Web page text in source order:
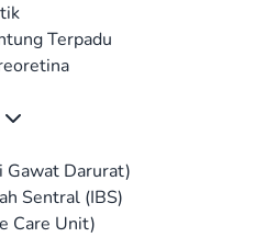
Terpadu
Gawat Darurat)
Sentral (IBS)
Care Unit)